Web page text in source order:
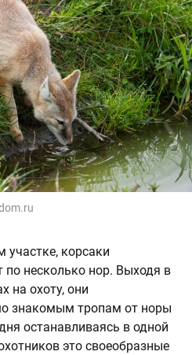
корсаки
несколько нор. Выходя в
на охоту, они
знакомым тропам от норы
останавливаясь в одной
это своеобразные